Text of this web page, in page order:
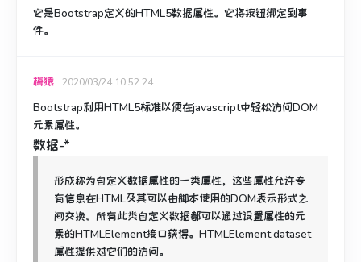
它是Bootstrap定义的HTML5数据属性。 它将按钮绑定到事
件。
梅猿 2020/03/24 10:52:24
Bootstrap利用HTML5标准以便在javascript中轻松访问DOM
元素属性。
数据-*
形成称为自定义数据属性的一类属性，这些属性允许专
有信息在HTML及其可以由脚本使用的DOM表示形式之
间交换。 所有此类自定义数据都可以通过设置属性的元
素的HTMLElement接口获得。 HTMLElement.dataset
属性提供对它们的访问。